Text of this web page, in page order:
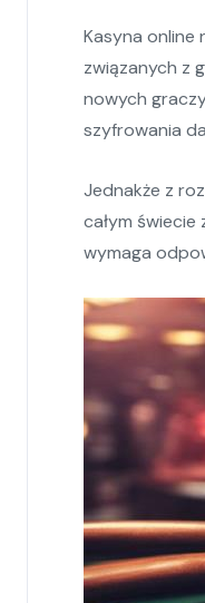
Kasyna online
związanych z
nowych
szyfrowania
Jednakże z
całym
wymaga